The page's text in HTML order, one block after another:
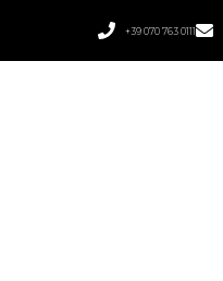
+39 070 763 0111